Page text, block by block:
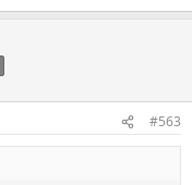
#563